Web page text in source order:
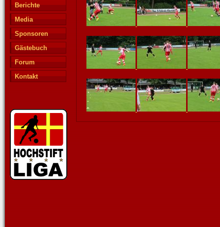
Berichte
Media
Sponsoren
Gästebuch
Forum
Kontakt